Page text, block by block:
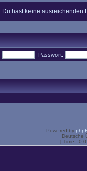
Du hast keine ausreichenden
Passwort:
Powered by
Deutsche
[ Time :